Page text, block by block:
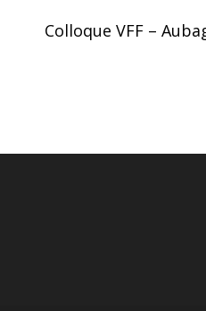
Post
navigation
Colloque VFF –